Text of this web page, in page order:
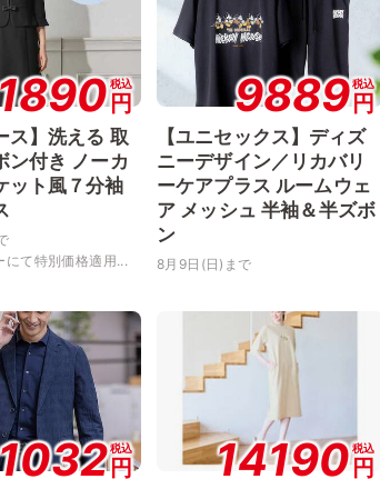
税込
円
ス】洗える 取
ン付き ノーカ
ット風７分袖
にて特別価格適用...
9889税込
円
【ユニセックス】ディズ
ニーデザイン／リカバリ
ーケアプラス ルームウェ
ア メッシュ 半袖＆半ズボ
ン
8月9日(日)まで
税込
円 14190税込
円